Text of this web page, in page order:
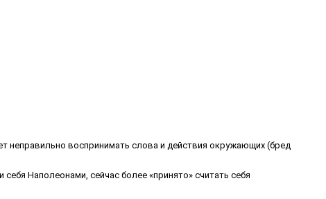
неправильно воспринимать слова и действия окружающих (бред
Наполеонами, сейчас более «принято» считать себя